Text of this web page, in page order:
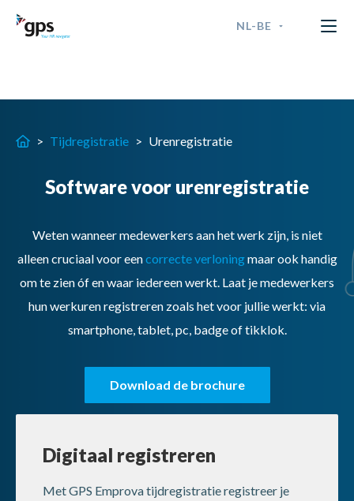
NL-BE
NEDERLANDS - BELGIË
NEDERLANDS - NEDERLAND
> Tijdregistratie > Urenregistratie
Software voor urenregistratie
Weten wanneer medewerkers aan het werk zijn, is niet
alleen cruciaal voor eencorrecte verloningmaar ook handig
om te zien óf en waar iedereen werkt. Laat je medewerkers
hun werkuren registreren zoals het voor jullie werkt: via
smartphone, tablet, pc, badge oftikklok.
Download de brochure
Digitaal registreren
Met GPS Emprova tijdregistratie registreer je